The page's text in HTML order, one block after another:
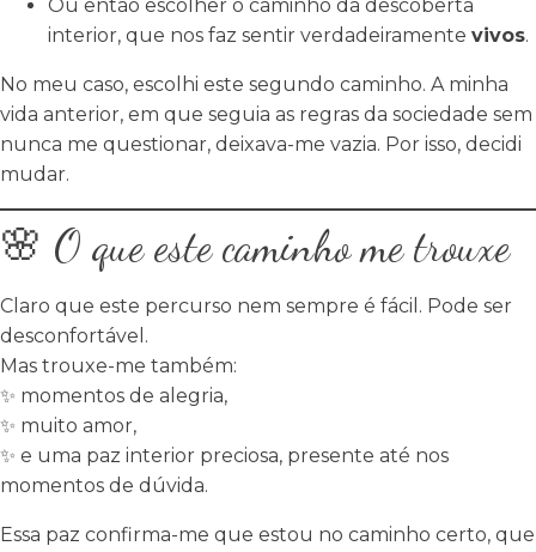
Ou então escolher o caminho da descoberta
interior, que nos faz sentir verdadeiramente vivos.
No meu caso, escolhi este segundo caminho. A minha
vida anterior, em que seguia as regras da sociedade sem
nunca me questionar, deixava-me vazia. Por isso, decidi
mudar.
🌸 O que este caminho me trouxe
Claro que este percurso nem sempre é fácil. Pode ser
desconfortável.
Mas trouxe-me também:
✨ momentos de alegria,
✨ muito amor,
✨ e uma paz interior preciosa, presente até nos
momentos de dúvida.
Essa paz confirma-me que estou no caminho certo, que